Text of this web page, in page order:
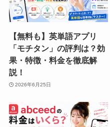
【無料も】英単語アプリ
「モチタン」の評判は？効
果・特徴・料金を徹底解
説！
2026年6月25日